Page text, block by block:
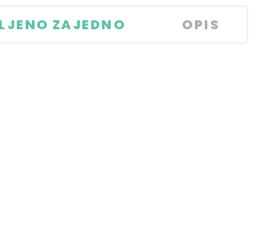
ZAJEDNO OPIS